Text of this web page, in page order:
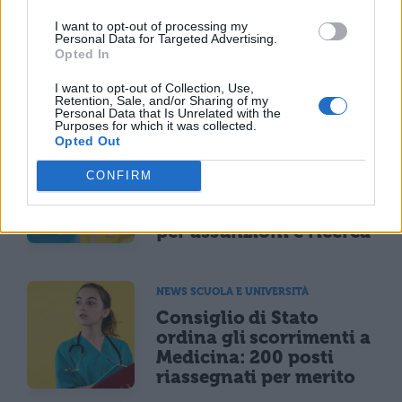
I want to opt-out of processing my
Personal Data for Targeted Advertising.
Opted In
I want to opt-out of Collection, Use,
Retention, Sale, and/or Sharing of my
Personal Data that Is Unrelated with the
Purposes for which it was collected.
Opted Out
CONFIRM
domina con 14.123 lodi
ma i 100 crollano del
bonus
Montalcini, 54 vincitori
selezionati: 25,5 milioni
per assunzioni e ricerca
NEWS SCUOLA E UNIVERSITÀ
Consiglio di Stato
ordina gli scorrimenti a
Medicina: 200 posti
riassegnati per merito